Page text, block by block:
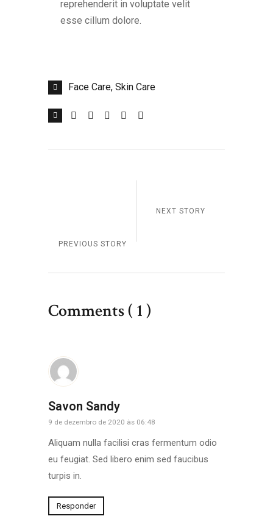
reprehenderit in voluptate velit
esse cillum dolore.
Face Care Skin Care
PREVIOUS STORY
NEXT STORY
Comments ( 1 )
Savon Sandy
9 de dezembro de 2020 às 06:48
Aliquam nulla facilisi cras fermentum odio
eu feugiat. Sed libero enim sed faucibus
turpis in.
Responder